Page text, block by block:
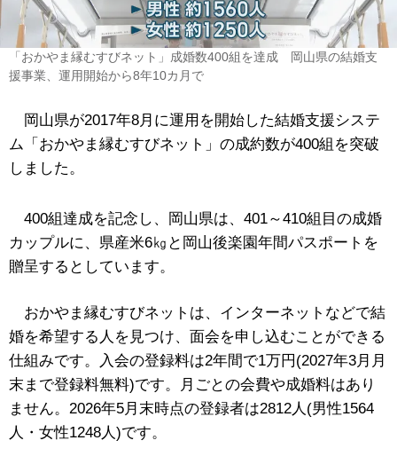
「おかやま縁むすびネット」成婚数400組を達成 岡山県の結婚支
援事業、運用開始から8年10カ月で
岡山県が2017年8月に運用を開始した結婚支援システ
ム「おかやま縁むすびネット」の成約数が400組を突破
しました。
400組達成を記念し、岡山県は、401～410組目の成婚
カップルに、県産米6㎏と岡山後楽園年間パスポートを
贈呈するとしています。
おかやま縁むすびネットは、インターネットなどで結
婚を希望する人を見つけ、面会を申し込むことができる
仕組みです。入会の登録料は2年間で1万円(2027年3月月
末まで登録料無料)です。月ごとの会費や成婚料はあり
ません。2026年5月末時点の登録者は2812人(男性1564
人・女性1248人)です。